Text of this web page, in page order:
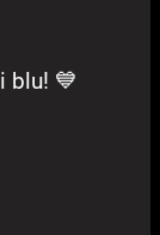
blu! 💙